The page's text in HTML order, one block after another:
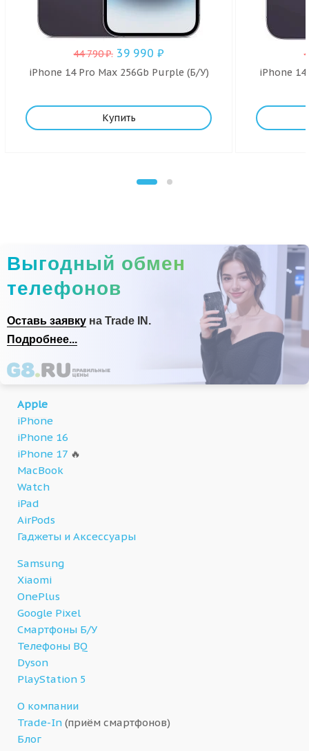
44 790₽. 39 990 ₽
iPhone 14 Pro Max 256Gb Purple (Б/У)
Купить
iPhone
Выгодный обмен
телефонов
Оставь заявку на Trade IN.
Подробнее...
Apple
iPhone
iPhone 16
iPhone 17 🔥
MacBook
Watch
iPad
AirPods
Гаджеты и Аксессуары
Samsung
Xiaomi
OnePlus
Google Pixel
Смартфоны Б/У
Телефоны BQ
Dyson
PlayStation 5
О компании
Trade-In (приём смартфонов)
Блог